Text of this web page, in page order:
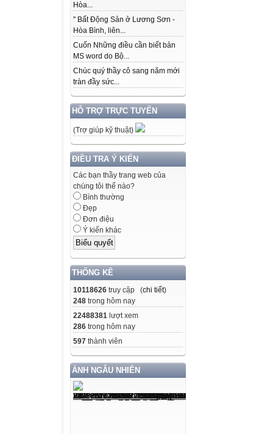
Hòa...
" Bất Động Sản ở Lương Sơn -
Hòa Bình, liên...
Cuốn Những điều cần biết bản
MS word do Bộ...
Chúc quý thầy cô sang năm mới
tràn đầy sức...
HỖ TRỢ TRỰC TUYẾN
(Trợ giúp kỹ thuật)
ĐIỀU TRA Ý KIẾN
Các bạn thầy trang web của
chúng tôi thế nào?
Bình thường
Đẹp
Đơn điệu
Ý kiến khác
THỐNG KÊ
10118626 truy cập (chi tiết)
248 trong hôm nay
22488381 lượt xem
286 trong hôm nay
597 thành viên
ẢNH NGẪU NHIÊN